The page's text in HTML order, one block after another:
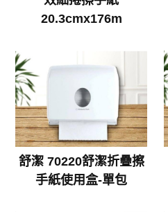
20.3cmx176m
舒潔 70220舒潔折疊擦
手紙使用盒-單包